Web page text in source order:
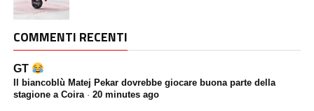
COMMENTI RECENTI
GT
Il biancoblù Matej Pekar dovrebbe giocare buona parte della
stagione a Coira· 20 minutes ago